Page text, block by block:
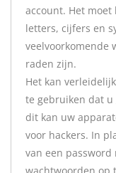
account. Het
letters, cijfers en
veelvoorkomende
raden zijn.
Het kan
te gebruiken dat
dit kan uw
voor hackers. In
van een